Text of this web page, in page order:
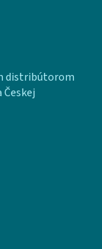
distribútorom